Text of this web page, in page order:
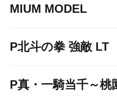
MIUM MODEL
P北斗の拳 強敵 LT
P真・一騎当千～